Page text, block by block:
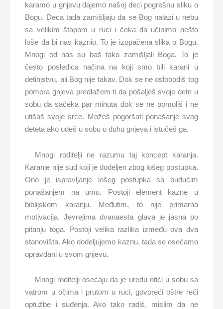
karamo u gnjevu dajemo našoj deci pogrešnu sliku o
Bogu. Deca tada zamišljaju da se Bog nalazi u nebu
sa velikim štapom u ruci i čeka da učinimo nešto
loše da bi nas kaznio. To je izopačena slika o Bogu.
Mnogi od nas su baš tako zamišljali Boga. To je
često posledica načina na koji smo bili karani u
detinjstvu, ali Bog nije takav. Dok se ne oslobodiš tog
pomora gnjeva predlažem ti da pošalješ svoje dete u
sobu da sačeka par minuta dok se ne pomoliš i ne
utišaš svoje srce. Možeš pogoršati ponašanje svog
deteta ako uđeš u sobu u duhu gnjeva i istučeš ga.
Mnogi roditelji ne razumu taj koncept karanja.
Karanje nije sud koji je dodeljen zbog lošeg postupka.
Ono je ispravljanje lošeg postupka sa budućim
ponašanjem na umu. Postoji element kazne u
biblijskom karanju. Međutim, to nije primarna
motivacija. Jevrejima dvanaesta glava je jasna po
pitanju toga. Postoji velika razlika između ova dva
stanovišta. Ako dodeljujemo kaznu, tada se osećamo
opravdani u svom gnjevu.
Mnogi roditelji osećaju da je uredu otići u sobu sa
vatrom u očima i prutom u ruci, govoreći oštre reči
optužbe i suđenja. Ako tako radiš, mislim da ne